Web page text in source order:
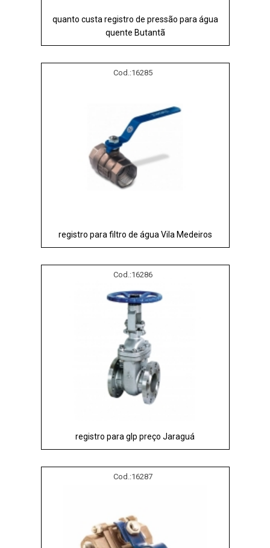
quanto custa registro de pressão para água
quente Butantã
Cod.:16285
registro para filtro de água Vila Medeiros
Cod.:16286
registro para glp preço Jaraguá
Cod.:16287